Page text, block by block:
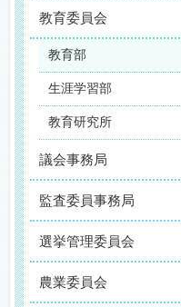
教育委員会
教育部
生涯学習部
教育研究所
議会事務局
監査委員事務局
選挙管理委員会
農業委員会